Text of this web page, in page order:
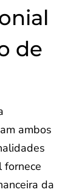
de
ambos
fornece
da